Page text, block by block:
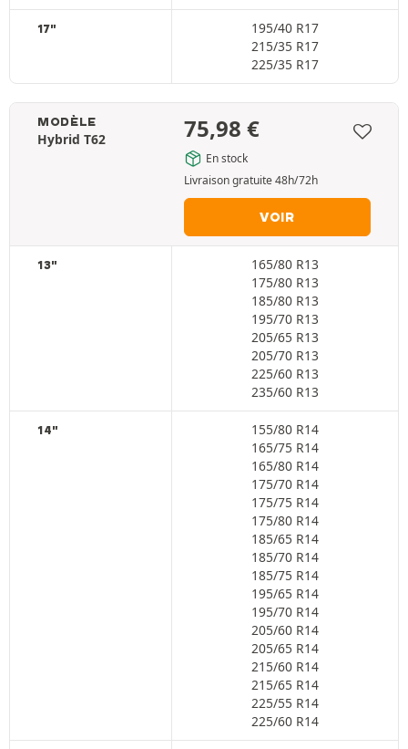
17"
195/40 R17
215/35 R17
225/35 R17
MODÈLE
Hybrid T62 75,98 €
En stock
Livraison gratuite 48h/72h
VOIR
13"
165/80 R13
175/80 R13
185/80 R13
195/70 R13
205/65 R13
205/70 R13
225/60 R13
235/60 R13
14"
155/80 R14
165/75 R14
165/80 R14
175/70 R14
175/75 R14
175/80 R14
185/65 R14
185/70 R14
185/75 R14
195/65 R14
195/70 R14
205/60 R14
205/65 R14
215/60 R14
215/65 R14
225/55 R14
225/60 R14